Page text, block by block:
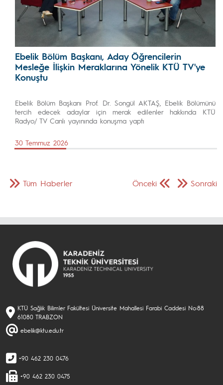
Ebelik Bölüm Başkanı, Aday Öğrencilerin
Mesleğe İlişkin Meraklarına Yönelik KTÜ TV'ye
Konuştu
Ebelik Bölüm Başkanı Prof. Dr. Songül AKTAŞ, Ebelik Bölümünü
tercih edecek adaylar için merak edilenler hakkında KTÜ
Radyo/ TV Canlı yayınında konuşma yaptı
30 Temmuz 2026
Önceki Sonraki
Tüm Haberler
KTÜ Sağlık Bilimler Fakültesi Üniversite Mahallesi Farabi Caddesi No:88
61080 TRABZON
ebelik@ktu.edu.tr
+90 462 230 0476
+90 462 230 0475